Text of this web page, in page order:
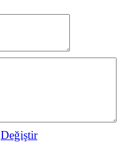
Değiştir